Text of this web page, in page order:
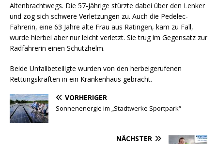
Altenbrachtwegs. Die 57-Jährige stürzte dabei über den Lenker
und zog sich schwere Verletzungen zu. Auch die Pedelec-
Fahrerin, eine 63 Jahre alte Frau aus Ratingen, kam zu Fall,
wurde hierbei aber nur leicht verletzt. Sie trug im Gegensatz zur
Radfahrerin einen Schutzhelm.
Beide Unfallbeteiligte wurden von den herbeigerufenen
Rettungskräften in ein Krankenhaus gebracht.
VORHERIGER
Sonnenenergie im „Stadtwerke Sportpark“
NÄCHSTER